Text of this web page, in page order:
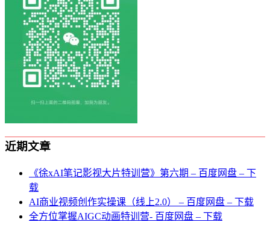
近期文章
《徐xAI笔记影视大片特训营》第六期 – 百度网盘 – 下
载
AI商业视频创作实操课（线上2.0） – 百度网盘 – 下载
全方位掌握AIGC动画特训营- 百度网盘 – 下载